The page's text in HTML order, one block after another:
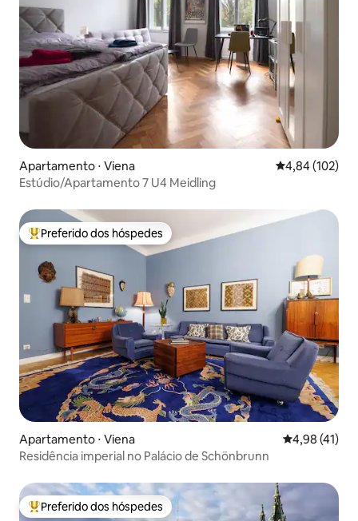
Apartamento ⋅ Viena 4,84 de uma
4,84 (102)
Estúdio/Apartamento 7 U4 Meidling
Entre os melhores preferidos dos hóspedes
Preferido dos hóspedes
Apartamento ⋅ Viena 4,98 de uma
4,98 (41)
Residência imperial no Palácio de Schönbrunn
Entre os melhores preferidos dos hóspedes
Preferido dos hóspedes